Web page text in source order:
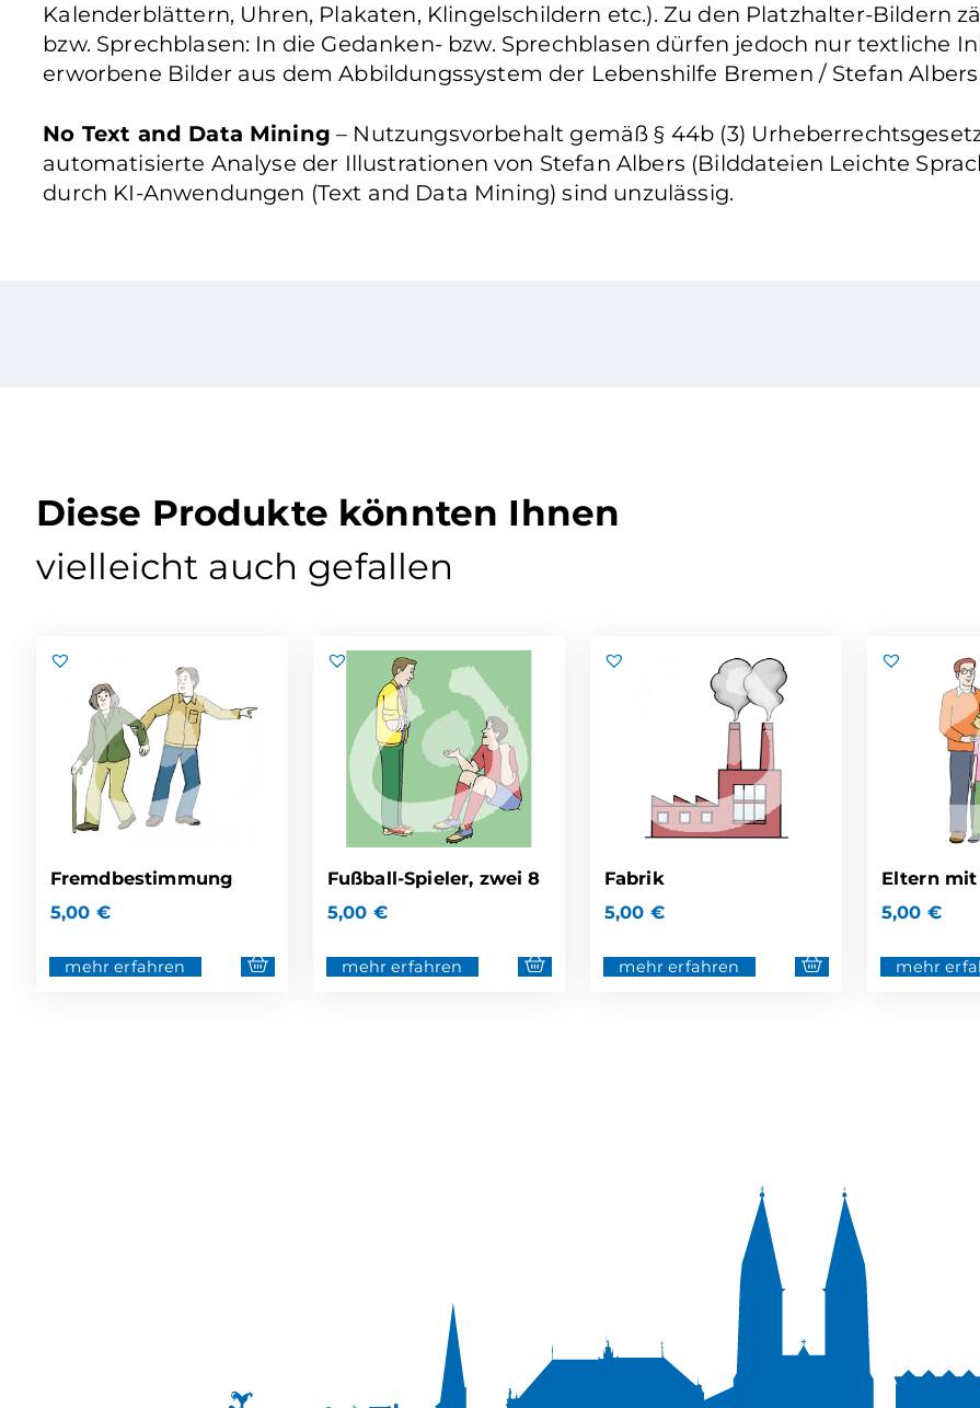
Kalenderblättern, Uhren, Plakaten, Klingelschildern etc.). Zu den Platzhalter-Bildern
bzw. Sprechblasen: In die Gedanken- bzw. Sprechblasen dürfen jedoch nur textliche
erworbene Bilder aus dem Abbildungssystem der Lebenshilfe Bremen / Stefan
No Text and Data Mining – Nutzungsvorbehalt gemäß § 44b (3)
automatisierte Analyse der Illustrationen von Stefan Albers (Bilddateien Leichte
durch KI-Anwendungen (Text and Data Mining) sind unzulässig.
Diese Produkte könnten Ihnen
vielleicht auch gefallen
Fremdbestimmung
5,00 €
mehr erfahren
Fußball-Spieler, zwei 8
5,00 €
mehr erfahren
Fabrik
5,00 €
mehr erfahren
Eltern
5,00 €
mehr